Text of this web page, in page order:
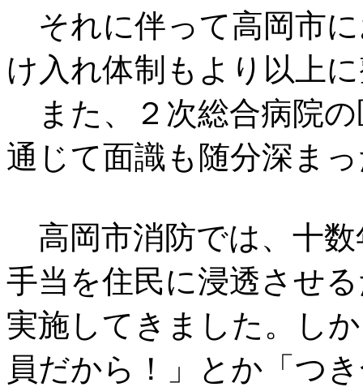
それに伴って高岡市
け入れ体制もより以上
また、２次総合病院の
通じて面識も随分深ま
高岡市消防では、十数
手当を住民に浸透させ
実施してきました。し
員だから！」とか「つ